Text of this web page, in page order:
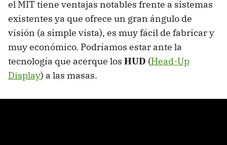
el MIT tiene ventajas notables frente a sistemas
existentes ya que ofrece un gran ángulo de
visión (a simple vista), es muy fácil de fabricar y
muy económico. Podríamos estar ante la
tecnología que acerque los HUD (Head-Up
Display) a las masas.